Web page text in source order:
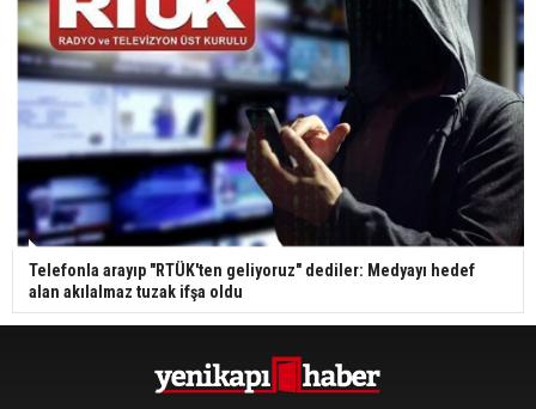
Telefonla arayıp "RTÜK'ten geliyoruz" dediler: Medyayı hedef
alan akılalmaz tuzak ifşa oldu